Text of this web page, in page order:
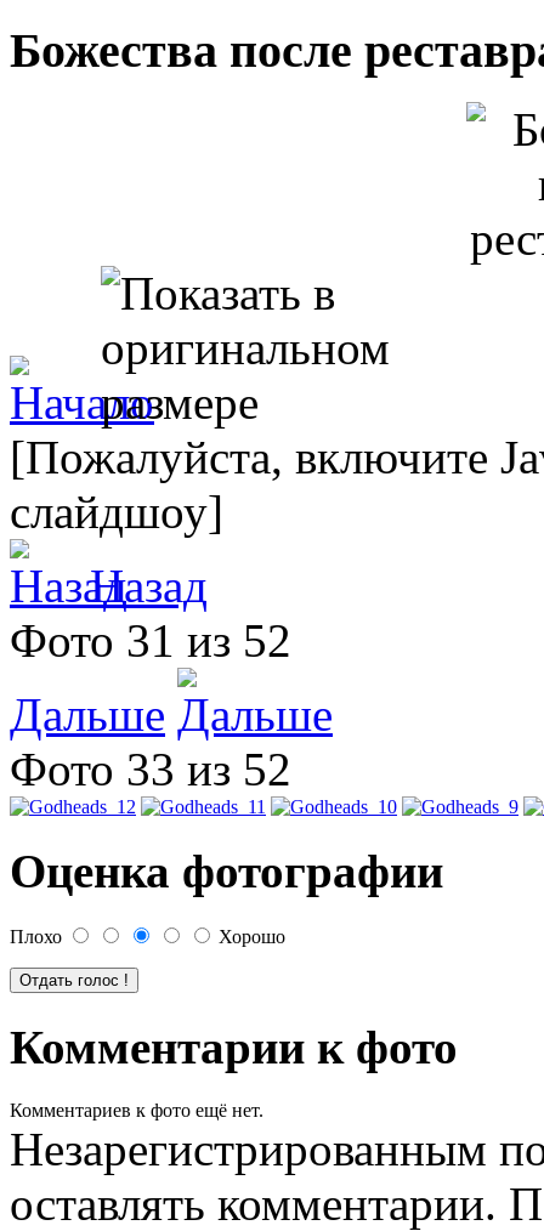
Божества после
[Пожалуйста, включите
слайдшоу]
Назад
Фото 31 из 52
Дальше
Фото 33 из 52
Оценка фотографии
Плохо Хорошо
Комментарии к фото
Комментариев к фото ещё нет.
Незарегистрированным
оставлять комментарии.